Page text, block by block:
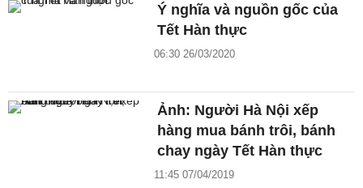
Ý nghĩa và nguồn gốc của
Tết Hàn thực
06:30 26/03/2020
Ảnh: Người Hà Nội xếp
hàng mua bánh trôi, bánh
chay ngày Tết Hàn thực
11:45 07/04/2019